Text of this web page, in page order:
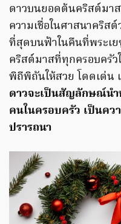
ดาวบนยอดต้นคริสต์มา
ความเชื่อในศาสนาคริส
ที่สุดบนฟ้าในคืนที่พระเย
คริสต์มาสที่ทุกครอบครั
พิถีพิถันให้สวย โดดเด่น
ดาวจะเป็นสัญลักษณ์นำ
คนในครอบครัว เป็นคว
ปรารถนา